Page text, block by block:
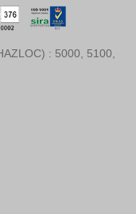
: 5000, 5100,